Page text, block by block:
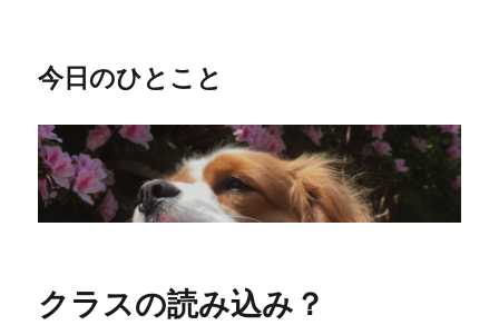
今日のひとこと
クラスの読み込み？